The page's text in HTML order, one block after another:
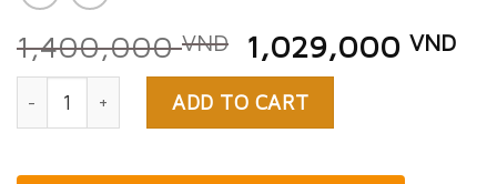
1,400,000VND
Original
price
was:
1,400,000 VND.
1,029,000VND
Quantity
ADD TO CART